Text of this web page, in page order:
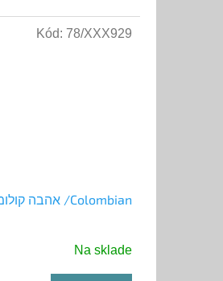
Na sklade
Kód: 78/XXX929